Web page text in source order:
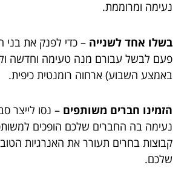
נעימה ומרוממת.
בשלו אחד לשנייה – כדי לפנק את בני
פעם לבשל עבורם מנה טעימה וחדשה
באמצע השבוע) ארחוה רומנטית כיפית.
הזמינו חברים משותפים – נסו לייצר
נעימה בה החברים שלכם הופכים
קבוצות בחרים תעורר את האנרגיות
שלכם.